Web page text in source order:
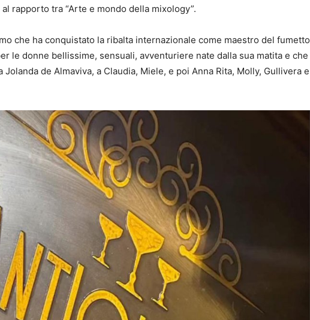
rapporto tra “Arte e mondo della mixology”.
che ha conquistato la ribalta internazionale come maestro del fumetto
le donne bellissime, sensuali, avventuriere nate dalla sua matita e che
de Almaviva, a Claudia, Miele, e poi Anna Rita, Molly, Gullivera e